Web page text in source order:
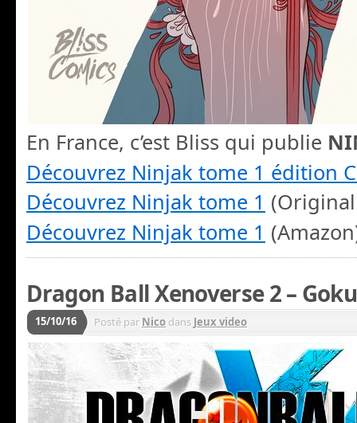
En France, c’est Bliss qui publie
Découvrez Ninjak tome 1 édition
Découvrez Ninjak tome 1
Découvrez Ninjak tome 1
Dragon Ball Xenoverse 2 –
15/10/16 Posté par Nico dans Jeux video